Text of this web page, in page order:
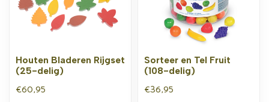
Houten Bladeren Rijgset
(25-delig)
€60,95
Sorteer en Tel Fruit
(108-delig)
€36,95